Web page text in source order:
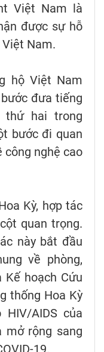
Việt Nam là
được sự hỗ
Nam.
hộ Việt Nam
đưa tiếng
thứ hai trong
bước đi quan
công nghệ cao
Kỳ, hợp tác
quan trọng.
này bắt đầu
về phòng,
Kế hoạch Cứu
thống Hoa Kỳ
HIV/AIDS của
mở rộng sang
19.